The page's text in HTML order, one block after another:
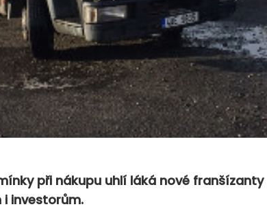
při nákupu uhlí láká nové
investorům.